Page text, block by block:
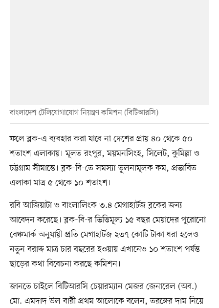
বাংলাদেশ টেলিযোগাযোগ নিয়ন্ত্রণ কমিশন (বিটিআরসি)
ফলে ব্লক-এ ব্যবহার করা যাবে না দেশের প্রায় ৪০ থেকে ৫০
শতাংশ এলাকায়। মূলত রংপুর, ময়মনসিংহ, সিলেট, কুমিল্লা ও
চট্টগ্রাম সীমান্তে। ব্লক-বি-তে সমস্যা তুলনামূলক কম, প্রভাবিত
এলাকা মাত্র ৫ থেকে ১০ শতাংশ।
রবি আজিয়াটা ও বাংলালিংক ৩.৪ মেগাহার্টজ ব্লকের জন্য
আবেদন করেছে। ব্লক-বি-র ভিত্তিমূল্য ১৫ বছর মেয়াদের পুরোনো
বেঞ্চমার্ক অনুযায়ী প্রতি মেগাহার্টজ ২৩৭ কোটি টাকা ধরা হলেও
নতুন বরাদ্দ মাত্র চার বছরের হওয়ায় এখানেও ১০ শতাংশ পর্যন্ত
ছাড়ের কথা বিবেচনা করছে কমিশন।
জানতে চাইলে বিটিআরসি চেয়ারম্যান মেজর জেনারেল (অব.)
মো. এমদাদ উল বারী প্রথম আলোকে বলেন, তরঙ্গের দাম নিয়ে